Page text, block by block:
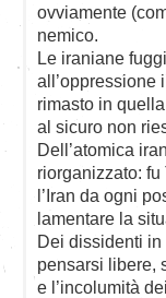
ovviamente
nemico.
Le iraniane
all’oppressione
rimasto in
al sicuro non
Dell’atomica
riorganizzato:
l’Iran da ogni
lamentare la
Dei dissidenti
pensarsi libere,
e l’incolumità